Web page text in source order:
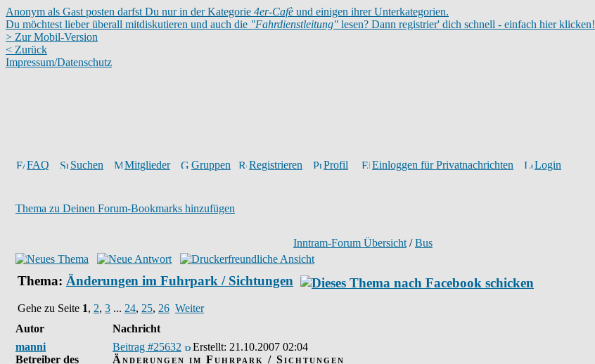
Anonym als Gast posten darfst Du nur in der Kategorie 4er-Cafè und einigen ihrer Unterkategorien.
Du möchtest lieber überall mitdiskutieren und auch die "Fahrdienstleitung" lesen? Dann registrier' dich schnell - einfach hier klicken!
> Zur Mobil-Version
< Zurück
Impressum/Datenschutz
FAQ Suchen Mitglieder Gruppen Registrieren Profil Einloggen für Privatnachrichten Login
Thema zu Deinen Forum-Bookmarks hinzufügen
Inntram-Forum Übersicht /Bus
Thema: Änderungen im Fuhrpark / Sichtungen
Gehe zu Seite 1, 2, 3 ... 24, 25, 26 Weiter
Autor
Nachricht
manni
Betreiber des
Beitrag #25632 Erstellt: 21.10.2007 02:04
Änderungen im Fuhrpark / Sichtungen